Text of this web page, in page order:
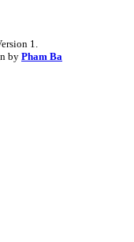
1.
byPham Ba